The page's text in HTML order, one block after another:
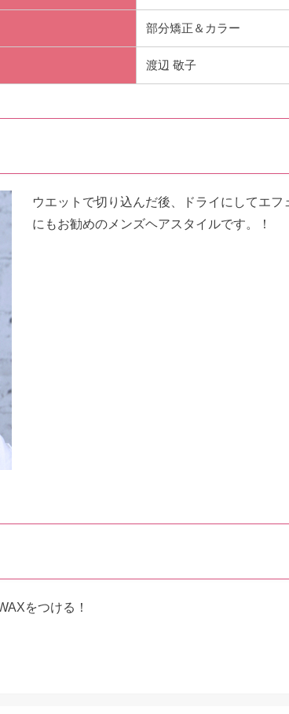
部分矯正＆カラー
渡辺 敬子
ウエットで切り込んだ後、ドライにしてエ
にもお勧めのメンズヘアスタイルです。！
をつける！